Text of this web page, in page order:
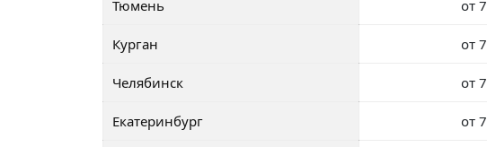
Тюмень от
Курган от
Челябинск от
Екатеринбург от